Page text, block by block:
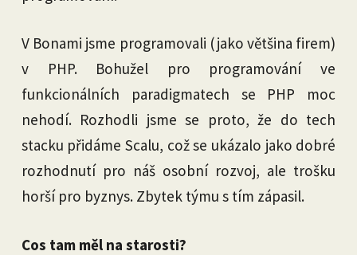
V Bonami jsme programovali (jako většina firem)
v PHP. Bohužel pro programování ve
funkcionálních paradigmatech se PHP moc
nehodí. Rozhodli jsme se proto, že do tech
stacku přidáme Scalu, což se ukázalo jako dobré
rozhodnutí pro náš osobní rozvoj, ale trošku
horší pro byznys. Zbytek týmu s tím zápasil.
Cos tam měl na starosti?